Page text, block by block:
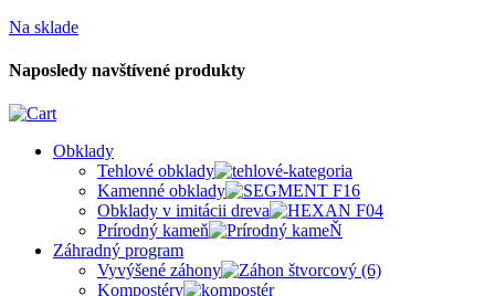
Na sklade
Naposledy navštívené produkty
Obklady
Tehlové obklady
Kamenné obklady
Obklady v imitácii dreva
Prírodný kameň
Záhradný program
Vyvýšené záhony
Kompostéry